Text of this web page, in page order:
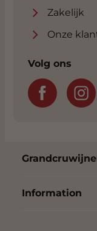
Zakelijk
Onze
Volg ons
Information